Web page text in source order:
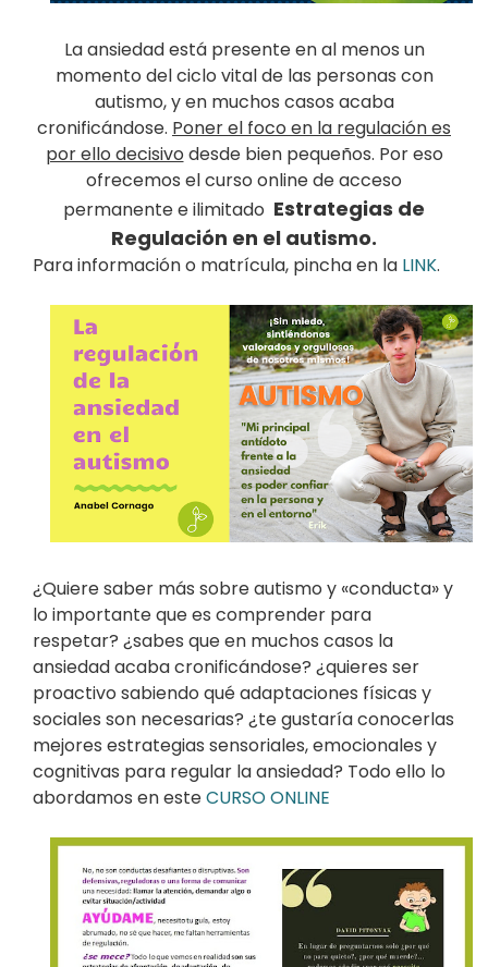
La ansiedad está presente en al menos un
momento del ciclo vital de las personas con
autismo, y en muchos casos acaba
cronificándose. Poner el foco en la regulación es
por ello decisivo desde bien pequeños. Por eso
ofrecemos el curso online de acceso
permanente e ilimitado Estrategias de
Regulación en el autismo.
Para información o matrícula, pincha en la LINK.
¿Quiere saber más sobre autismo y «conducta» y
lo importante que es comprender para
respetar? ¿sabes que en muchos casos la
ansiedad acaba cronificándose? ¿quieres ser
proactivo sabiendo qué adaptaciones físicas y
sociales son necesarias? ¿te gustaría conocerlas
mejores estrategias sensoriales, emocionales y
cognitivas para regular la ansiedad? Todo ello lo
abordamos en esteCURSO ONLINE